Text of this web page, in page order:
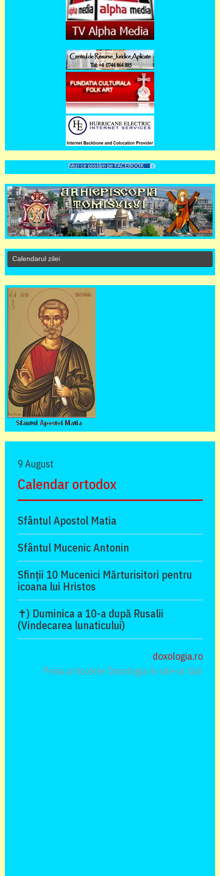
Vezi ce postăm pe FACEBOOK
Calendarul zilei
9 August
Calendar ortodox
Sfântul Apostol Matia
Sfântul Mucenic Antonin
Sfinții 10 Mucenici Mărturisitori pentru
icoana lui Hristos
✝) Duminica a 10-a după Rusalii
(Vindecarea lunaticului)
doxologia.ro
Preia articolele Doxologia în site-ul tău!